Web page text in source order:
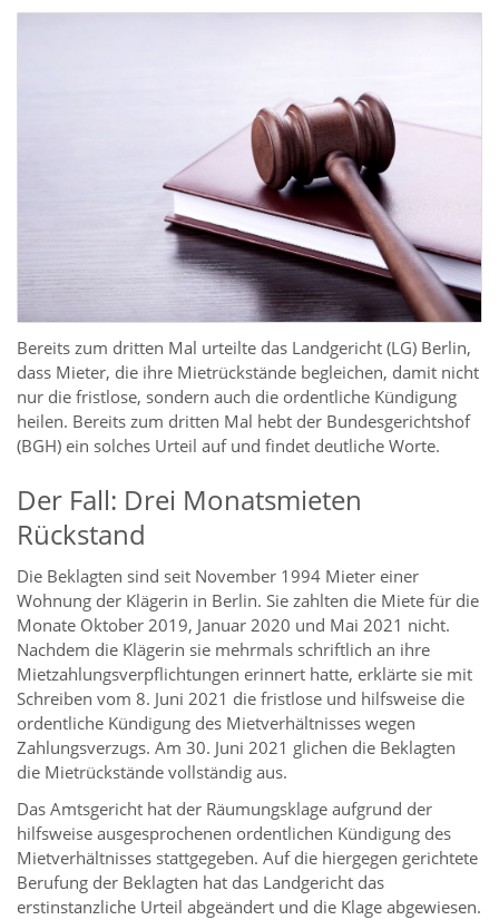
Bereits zum dritten Mal urteilte das Landgericht (LG) Berlin,
dass Mieter, die ihre Mietrückstände begleichen, damit nicht
nur die fristlose, sondern auch die ordentliche Kündigung
heilen. Bereits zum dritten Mal hebt der Bundesgerichtshof
(BGH) ein solches Urteil auf und findet deutliche Worte.
Der Fall: Drei Monatsmieten
Rückstand
Die Beklagten sind seit November 1994 Mieter einer
Wohnung der Klägerin in Berlin. Sie zahlten die Miete für die
Monate Oktober 2019, Januar 2020 und Mai 2021 nicht.
Nachdem die Klägerin sie mehrmals schriftlich an ihre
Mietzahlungsverpflichtungen erinnert hatte, erklärte sie mit
Schreiben vom 8. Juni 2021 die fristlose und hilfsweise die
ordentliche Kündigung des Mietverhältnisses wegen
Zahlungsverzugs. Am 30. Juni 2021 glichen die Beklagten
die Mietrückstände vollständig aus.
Das Amtsgericht hat der Räumungsklage aufgrund der
hilfsweise ausgesprochenen ordentlichen Kündigung des
Mietverhältnisses stattgegeben. Auf die hiergegen gerichtete
Berufung der Beklagten hat das Landgericht das
erstinstanzliche Urteil abgeändert und die Klage abgewiesen.